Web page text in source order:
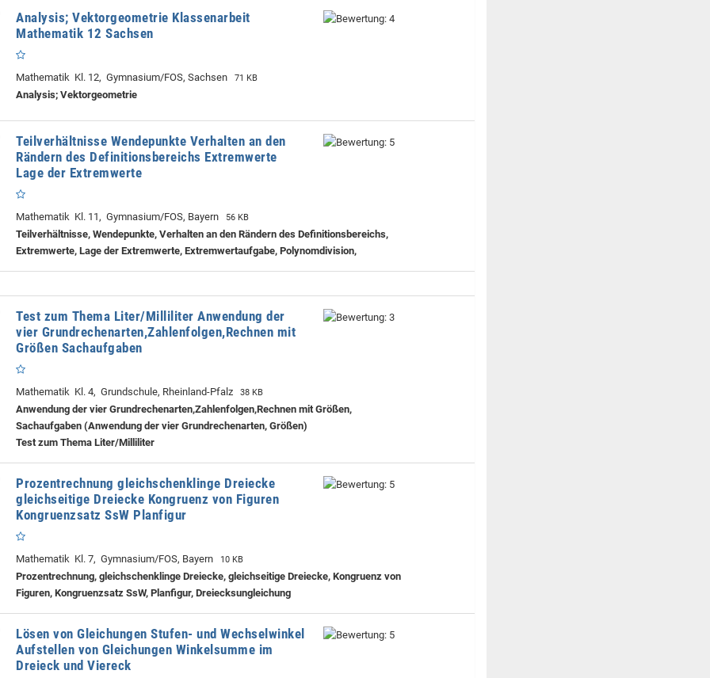
Analysis; Vektorgeometrie Klassenarbeit
Mathematik 12 Sachsen
Mathematik Kl. 12, Gymnasium/FOS, Sachsen 71 KB
Analysis; Vektorgeometrie
Teilverhältnisse Wendepunkte Verhalten an den
Rändern des Definitionsbereichs Extremwerte
Lage der Extremwerte
Mathematik Kl. 11, Gymnasium/FOS, Bayern 56 KB
Teilverhältnisse, Wendepunkte, Verhalten an den Rändern des Definitionsbereichs,
Extremwerte, Lage der Extremwerte, Extremwertaufgabe, Polynomdivision,
Test zum Thema Liter/Milliliter Anwendung der
vier Grundrechenarten,Zahlenfolgen,Rechnen mit
Größen Sachaufgaben
Mathematik Kl. 4, Grundschule, Rheinland-Pfalz 38 KB
Anwendung der vier Grundrechenarten,Zahlenfolgen,Rechnen mit Größen,
Sachaufgaben (Anwendung der vier Grundrechenarten, Größen)
Test zum Thema Liter/Milliliter
Prozentrechnung gleichschenklinge Dreiecke
gleichseitige Dreiecke Kongruenz von Figuren
Kongruenzsatz SsW Planfigur
Mathematik Kl. 7, Gymnasium/FOS, Bayern 10 KB
Prozentrechnung, gleichschenklinge Dreiecke, gleichseitige Dreiecke, Kongruenz von
Figuren, Kongruenzsatz SsW, Planfigur, Dreiecksungleichung
Lösen von Gleichungen Stufen- und Wechselwinkel
Aufstellen von Gleichungen Winkelsumme im
Dreieck und Viereck